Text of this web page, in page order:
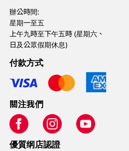
辦公時間:
星期一至五
上午九時至下午五時 (星期六、
日及公眾假期休息)
付款方式
關注我們
優質纲店認證